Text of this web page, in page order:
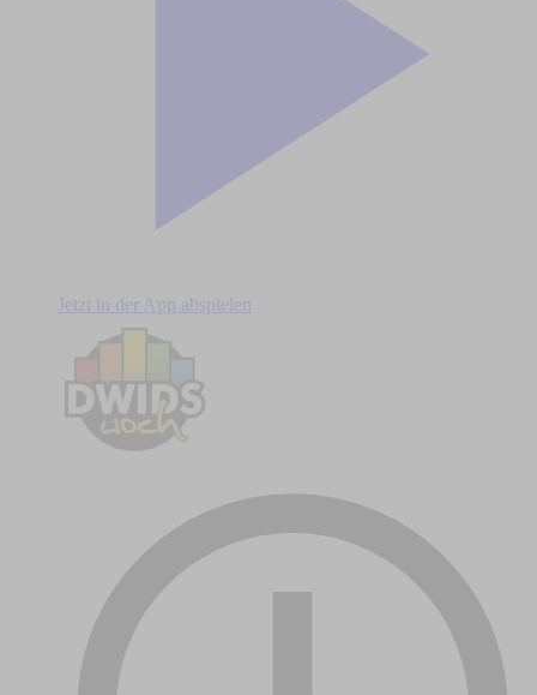
Jetzt in der App abspielen